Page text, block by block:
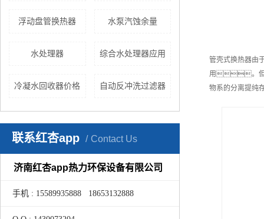
浮动盘管换热器 水泵汽蚀余量
水处理器 综合水处理器应用
冷凝水回收器价格 自动反冲洗过滤器
联系红杏app Contact Us
济南红杏app热力环保设备有限公司
手机 : 15589935888 18653132888
管壳式换热器由
用。但
物系的分离提